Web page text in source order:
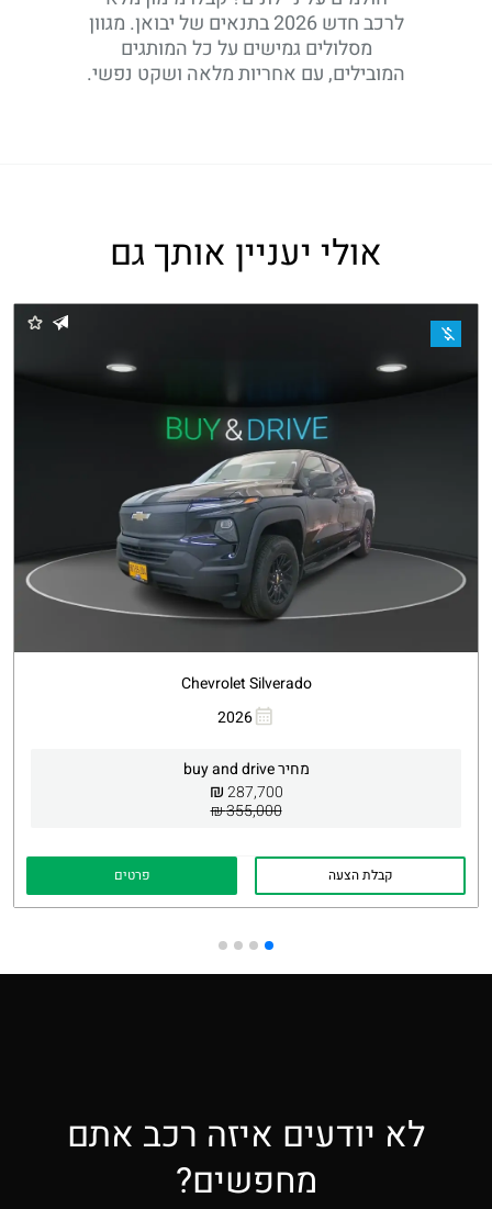
לרכב חדש 2026 בתנאים של יבואן. מגוון
מסלולים גמישים על כל המותגים
המובילים, עם אחריות מלאה ושקט נפשי.
אולי יעניין אותך גם
Chevrolet Silverado
2026
מחיר buy and drive
287,700
₪
355,000 ₪
קבלת הצעה פרטים
לא יודעים איזה רכב אתם
מחפשים?